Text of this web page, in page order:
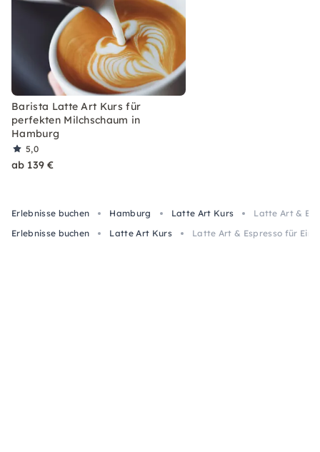
Barista Latte Art Kurs für
perfekten Milchschaum in
Hamburg
5,0
ab 139 €
Erlebnisse buchen Hamburg Latte Art Kurs
Latte Art &
Erlebnisse buchen
Latte Art Kurs Latte Art & Espresso für